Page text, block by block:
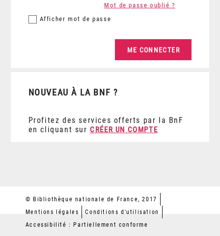
Afficher mot de passe
Mot de passe oublié ?
NOUVEAU À LA BNF ?
Profitez des services offerts par la BnF
en cliquant sur CRÉER UN COMPTE
© Bibliothèque nationale de France, 2017
Mentions légales
Conditions d'utilisation
Accessibilité : Partiellement conforme